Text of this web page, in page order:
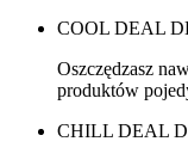
COOL DEAL
Oszczędzasz
produktów
CHILL DEAL